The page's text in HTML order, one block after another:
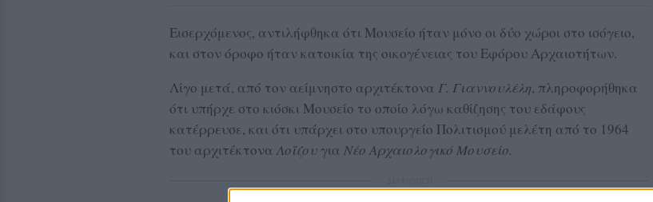
Εισερχόμενος, αντιλήφθηκα ότι Μουσείο ήταν μόνο οι δύο χώροι στο ισόγειο,
και στον όροφο ήταν κατοικία της οικογένειας του Εφόρου Αρχαιοτήτων.
Λίγο μετά, από τον αείμνηστο αρχιτέκτονα Γ. Γιαννουλέλη, πληροφορήθηκα
ότι υπήρχε στο κιόσκι Μουσείο το οποίο λόγω καθίζησης του εδάφους
κατέρρευσε, και ότι υπάρχει στο υπουργείο Πολιτισμού μελέτη από το 1964
του αρχιτέκτονα Λοΐζου για Νέο Αρχαιολογικό Μουσείο.